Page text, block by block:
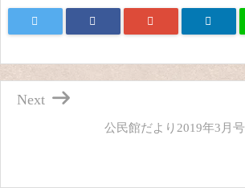
公民館だより2019年3月号
Next